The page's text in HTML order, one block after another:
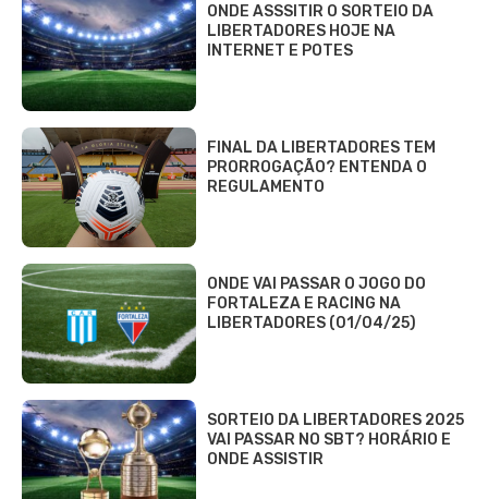
ONDE ASSSITIR O SORTEIO DA
LIBERTADORES HOJE NA
INTERNET E POTES
FINAL DA LIBERTADORES TEM
PRORROGAÇÃO? ENTENDA O
REGULAMENTO
ONDE VAI PASSAR O JOGO DO
FORTALEZA E RACING NA
LIBERTADORES (01/04/25)
SORTEIO DA LIBERTADORES 2025
VAI PASSAR NO SBT? HORÁRIO E
ONDE ASSISTIR